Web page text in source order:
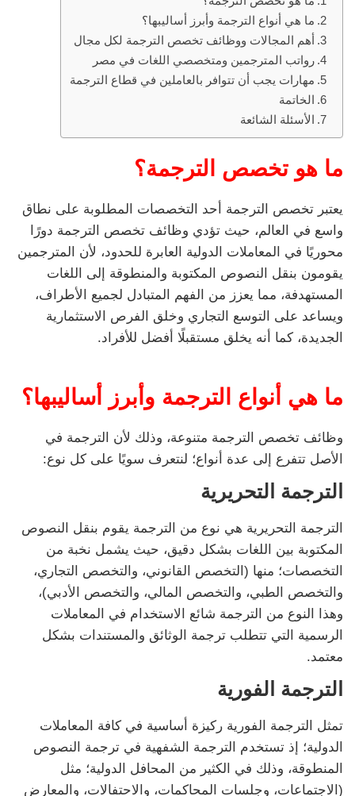
ما هي أنواع الترجمة وأبرز أساليبها؟
أهم المجالات ووظائف تخصص الترجمة لكل مجال
رواتب المترجمين ومتخصصي اللغات في مصر
مهارات يجب أن تتوافر بالعاملين في قطاع الترجمة
الخاتمة
الأسئلة الشائعة
ما هو تخصص الترجمة؟
يعتبر تخصص الترجمة أحد التخصصات المطلوبة على نطاق
واسع في العالم، حيث تؤدي وظائف تخصص الترجمة دورًا
محوريًا في المعاملات الدولية العابرة للحدود، لأن المترجمين
يقومون بنقل النصوص المكتوبة والمنطوقة إلى اللغات
المستهدفة، مما يعزز من الفهم المتبادل لجميع الأطراف،
ويساعد على التوسع التجاري وخلق الفرص الاستثمارية
الجديدة، كما أنه يخلق مستقبلًا أفضل للأفراد.
ما هي أنواع الترجمة وأبرز أساليبها؟
وظائف تخصص الترجمة متنوعة، وذلك لأن الترجمة في
الأصل تتفرع إلى عدة أنواع؛ لنتعرف سويًا على كل نوع:
الترجمة التحريرية
الترجمة التحريرية هي نوع من الترجمة يقوم بنقل النصوص
المكتوبة بين اللغات بشكل دقيق، حيث يشمل نخبة من
التخصصات؛ منها (التخصص القانوني، والتخصص التجاري،
والتخصص الطبي، والتخصص المالي، والتخصص الأدبي)،
وهذا النوع من الترجمة شائع الاستخدام في المعاملات
الرسمية التي تتطلب ترجمة الوثائق والمستندات بشكل
معتمد.
الترجمة الفورية
تمثل الترجمة الفورية ركيزة أساسية في كافة المعاملات
الدولية؛ إذ تستخدم الترجمة الشفهية في ترجمة النصوص
المنطوقة، وذلك في الكثير من المحافل الدولية؛ مثل
(الاجتماعات، وجلسات المحاكمات، والاحتفالات، والمعارض